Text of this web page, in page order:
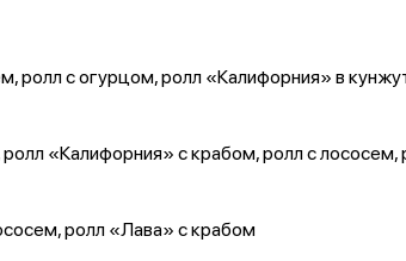
с огурцом, ролл «Калифорния» в
«Калифорния» с крабом, ролл с лососем,
ролл «Лава» с крабом